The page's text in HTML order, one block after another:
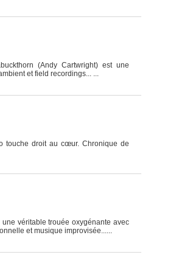
(Andy Cartwright) est une
et field recordings... ...
touche droit au cœur. Chronique de
véritable trouée oxygénante avec
et musique improvisée......